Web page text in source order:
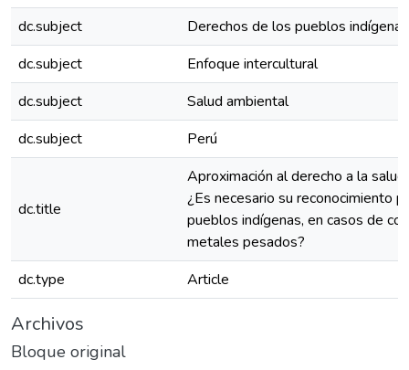
dc.subject
Derechos de los pueblos indígenas
dc.subject
Enfoque intercultural
dc.subject
Salud ambiental
dc.subject
Perú
dc.title
Aproximación al derecho a la
¿Es necesario su reconocimiento
pueblos indígenas, en casos de
metales pesados?
dc.type
Article
Archivos
Bloque original